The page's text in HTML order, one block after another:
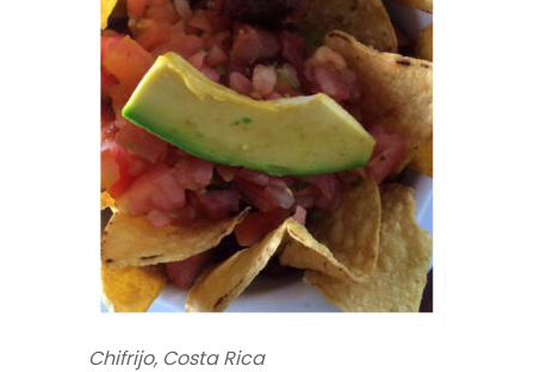
Chifrijo, Costa Rica